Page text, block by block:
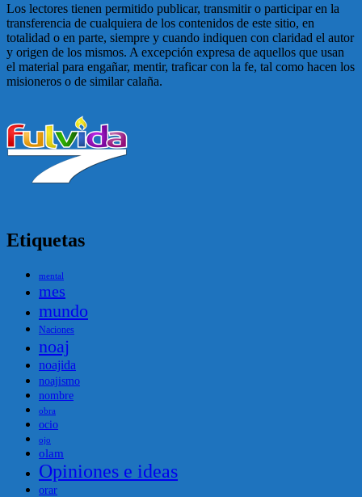
Los lectores tienen permitido publicar, transmitir o participar en la
transferencia de cualquiera de los contenidos de este sitio, en
totalidad o en parte, siempre y cuando indiquen con claridad el autor
y origen de los mismos. A excepción expresa de aquellos que usan
el material para engañar, mentir, traficar con la fe, tal como hacen los
misioneros o de similar calaña.
Etiquetas
mental
mes
mundo
Naciones
noaj
noajida
noajismo
nombre
obra
ocio
ojo
olam
Opiniones e ideas
orar